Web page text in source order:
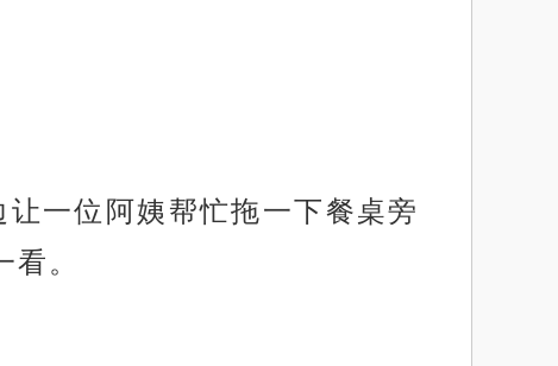
一位阿姨帮忙拖一下餐桌旁
。